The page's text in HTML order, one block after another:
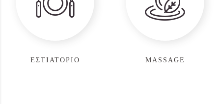
ΕΣΤΙΑΤΟΡΙΟ MASSAGE